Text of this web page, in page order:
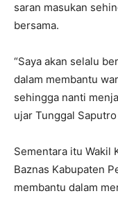
saran masukan
bersama.
“Saya akan selalu
dalam membantu
sehingga nanti
ujar Tunggal
Sementara itu Wakil
Baznas Kabupaten
membantu dalam